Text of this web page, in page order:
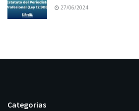
27/06/2024
Categorias